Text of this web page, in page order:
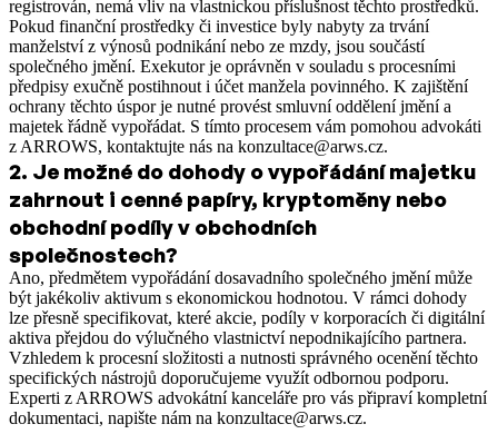
registrován, nemá vliv na vlastnickou příslušnost těchto prostředků.
Pokud finanční prostředky či investice byly nabyty za trvání
manželství z výnosů podnikání nebo ze mzdy, jsou součástí
společného jmění. Exekutor je oprávněn v souladu s procesními
předpisy exučně postihnout i účet manžela povinného. K zajištění
ochrany těchto úspor je nutné provést smluvní oddělení jmění a
majetek řádně vypořádat. S tímto procesem vám pomohou advokáti
z ARROWS, kontaktujte nás na konzultace@arws.cz.
2. Je možné do dohody o vypořádání majetku
zahrnout i cenné papíry, kryptoměny nebo
obchodní podíly v obchodních
společnostech?
Ano, předmětem vypořádání dosavadního společného jmění může
být jakékoliv aktivum s ekonomickou hodnotou. V rámci dohody
lze přesně specifikovat, které akcie, podíly v korporacích či digitální
aktiva přejdou do výlučného vlastnictví nepodnikajícího partnera.
Vzhledem k procesní složitosti a nutnosti správného ocenění těchto
specifických nástrojů doporučujeme využít odbornou podporu.
Experti z ARROWS advokátní kanceláře pro vás připraví kompletní
dokumentaci, napište nám na konzultace@arws.cz.